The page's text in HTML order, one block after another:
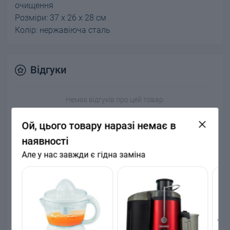
очищення
Розміри: 37 x 26 x 28 см
Колір: нержавіюча сталь
Відгуки
Немає відгуків про цей товар.
+ Додати відгук
першим, залиште свій відгук.
Ой, цього товару наразі немає в
наявності
Але у нас завжди є гідна заміна